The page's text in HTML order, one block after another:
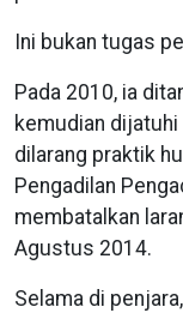
Ini bukan tugas
Pada 2010, ia
kemudian
dilarang praktik
Pengadilan
membatalkan
Agustus 2014.
Selama di